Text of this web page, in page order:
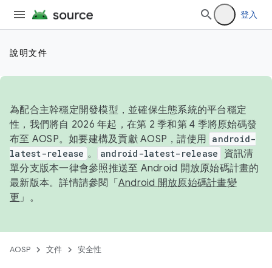
登入
說明文件
為配合主幹穩定開發模型，並確保生態系統的平台穩定
性，我們將自 2026 年起，在第 2 季和第 4 季將原始碼發
布至 AOSP。如要建構及貢獻 AOSP，請使用 android-
latest-release 。 android-latest-release
資訊清
單分支版本一律會參照推送至 Android 開放原始碼計畫的
最新版本。詳情請參閱「 Android 開放原始碼計畫變
更 」。
AOSP 文件 安全性